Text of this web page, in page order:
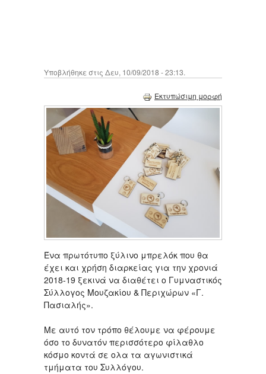
Υποβλήθηκε στις Δευ, 10/09/2018 - 23:13.
Εκτυπώσιμη μορφή
Ένα πρωτότυπο ξύλινο μπρελόκ που θα
έχει και χρήση διαρκείας για την χρονιά
2018-19 ξεκινά να διαθέτει ο Γυμναστικός
Σύλλογος Μουζακίου & Περιχώρων «Γ.
Πασιαλής».
Με αυτό τον τρόπο θέλουμε να φέρουμε
όσο το δυνατόν περισσότερο φίλαθλο
κόσμο κοντά σε ολα τα αγωνιστικά
τμήματα του Συλλόγου.